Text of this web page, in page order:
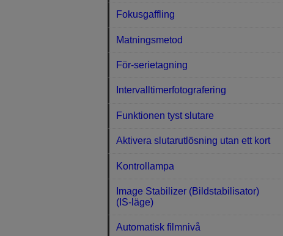
Fokusgaffling
Matningsmetod
För-serietagning
Intervalltimerfotografering
Funktionen tyst slutare
Aktivera slutarutlösning utan ett kort
Kontrollampa
Image Stabilizer (Bildstabilisator)
(IS-läge)
Automatisk filmnivå